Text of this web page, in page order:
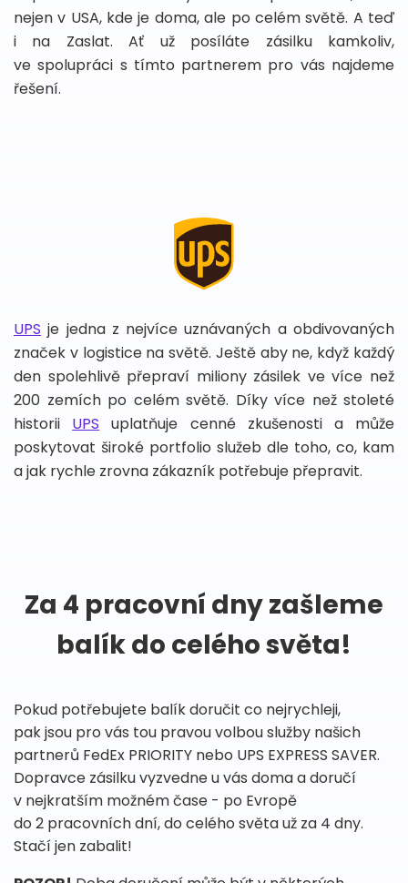
nejen v USA, kde je doma, ale po celém světě. A teď
i na Zaslat. Ať už posíláte zásilku kamkoliv,
ve spolupráci s tímto partnerem pro vás najdeme
řešení.
UPS je jedna z nejvíce uznávaných a obdivovaných
značek v logistice na světě. Ještě aby ne, když každý
den spolehlivě přepraví miliony zásilek ve více než
200 zemích po celém světě. Díky více než stoleté
historii UPS uplatňuje cenné zkušenosti a může
poskytovat široké portfolio služeb dle toho, co, kam
a jak rychle zrovna zákazník potřebuje přepravit.
Za 4 pracovní dny zašleme
balík do celého světa!
Pokud potřebujete balík doručit co nejrychleji,
pak jsou pro vás tou pravou volbou služby našich
partnerů FedEx PRIORITY nebo UPS EXPRESS SAVER.
Dopravce zásilku vyzvedne u vás doma a doručí
v nejkratším možném čase - po Evropě
do 2 pracovních dní, do celého světa už za 4 dny.
Stačí jen zabalit!